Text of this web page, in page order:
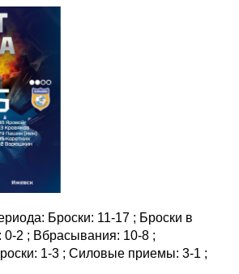
Броски: 11-17 ; Броски в
0-2 ; Вбрасывания: 10-8 ;
1-3 ; Силовые приемы: 3-1 ;